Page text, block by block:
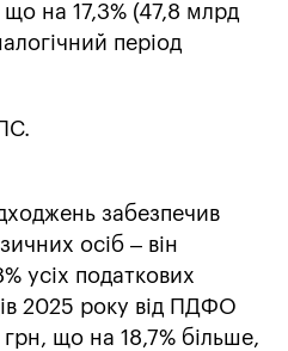
що на 17,3% (47,8 млрд
період
забезпечив
осіб – він
усіх податкових
2025 року від ПДФО
що на 18,7% більше,